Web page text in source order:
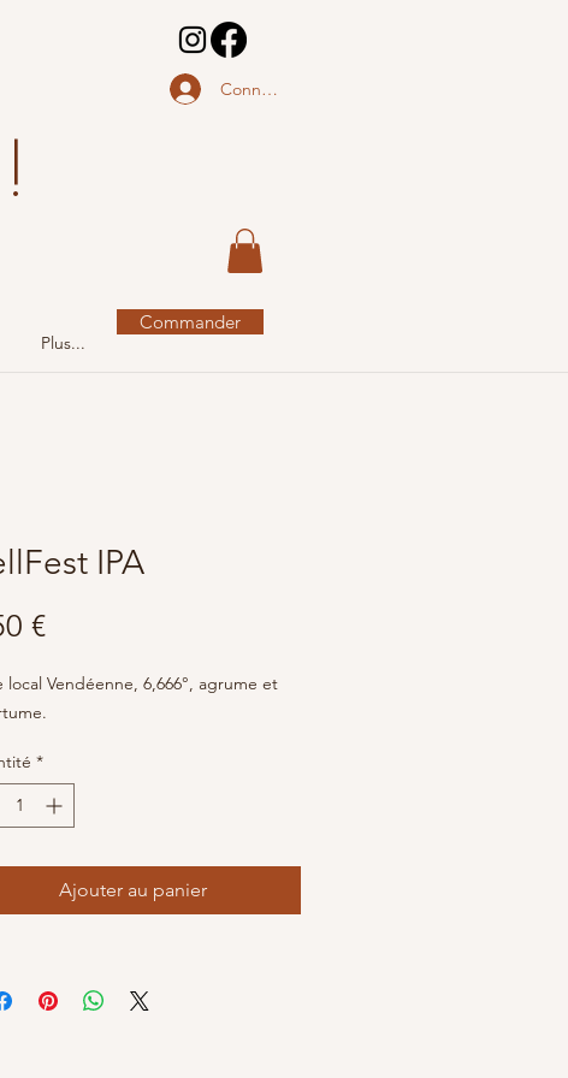
Plus...
Connectez-vous.
Commander
IPA
€Prix
local Vendéenne, 6,666°, agrume et
*
Ajouter au panier